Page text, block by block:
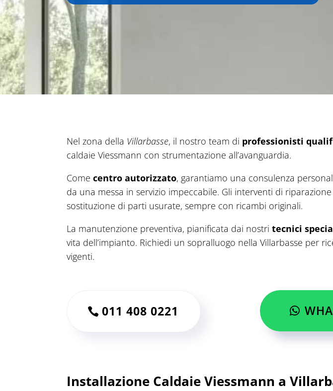
Nel zona della Villarbasse, il nostro team di professionisti
caldaie Viessmann con strumentazione all’avanguardia.
Comecentro autorizzato, garantiamo una consulenza
da una messa in servizio impeccabile. Gli interventi di
sostituzione di parti usurate, sempre con ricambi originali.
La manutenzione preventiva, pianificata dai nostritecnici
vita dell’impianto. Richiedi un sopralluogo nella Villarbasse per
vigenti.
011 408 0221
Installazione Caldaie Viessmann a